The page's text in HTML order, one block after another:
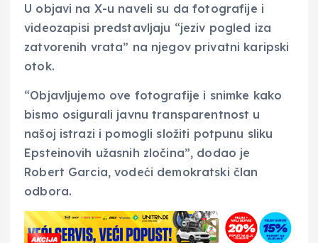
U objavi na X-u naveli su da fotografije i
videozapisi predstavljaju “jeziv pogled iza
zatvorenih vrata” na njegov privatni karipski
otok.
“Objavljujemo ove fotografije i snimke kako
bismo osigurali javnu transparentnost u
našoj istrazi i pomogli složiti potpunu sliku
Epsteinovih užasnih zločina”, dodao je
Robert Garcia, vodeći demokratski član
odbora.